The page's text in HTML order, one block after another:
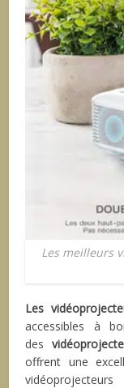
Les meilleurs
Les
accessibles à
des
offrent une